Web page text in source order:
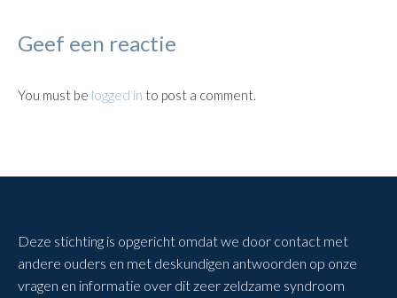
Geef een reactie
You must be logged in to post a comment.
Deze stichting is opgericht omdat we door contact met
andere ouders en met deskundigen antwoorden op onze
vragen en informatie over dit zeer zeldzame syndroom